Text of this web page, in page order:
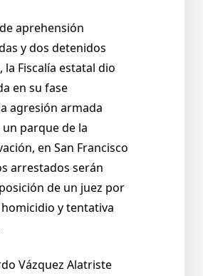
aprehensión
y dos detenidos
la Fiscalía estatal dio
en su fase
agresión armada
parque de la
en San Francisco
arrestados serán
de un juez por
y tentativa
Vázquez Alatriste